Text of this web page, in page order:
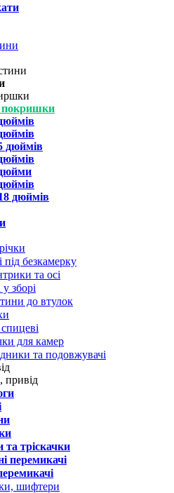
покришки
дюймів
дюймів
під безкамерку
та осі
зборі
до втулок
для камер
та подовжувачі
привід
та тріскачки
перемикачі
шифтери